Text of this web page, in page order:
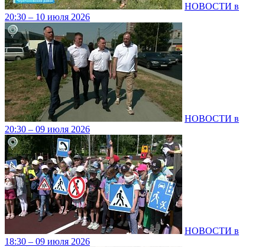
НОВОСТИ в
20:30 – 10 июля 2026
НОВОСТИ в
20:30 – 09 июля 2026
НОВОСТИ в
18:30 – 09 июля 2026